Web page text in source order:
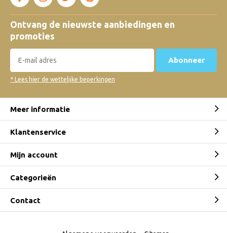
Ontvang de nieuwste aanbiedingen en
promoties
Abonneer
* Lees hier de wettelijke beperkingen
Meer informatie
Klantenservice
Mijn account
Categorieën
Contact